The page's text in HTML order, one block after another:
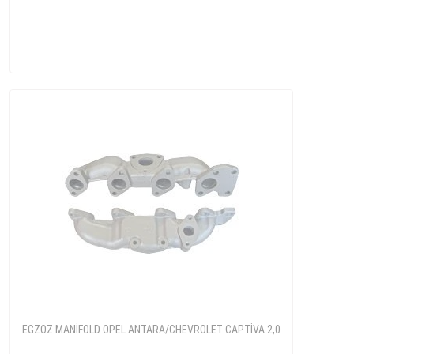
EGZOZ MANİFOLD OPEL ANTARA/CHEVROLET CAPTİVA 2,0